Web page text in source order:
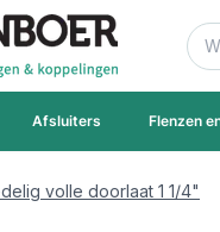
Zoek
Afsluiters Flenzen
volle doorlaat 1 1/4"